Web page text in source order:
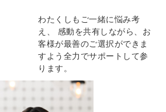
わたくしもご一緒に悩み考
え、 感動を共有しながら、お
客様が最善のご選択ができま
すよう全力でサポートして参
ります。